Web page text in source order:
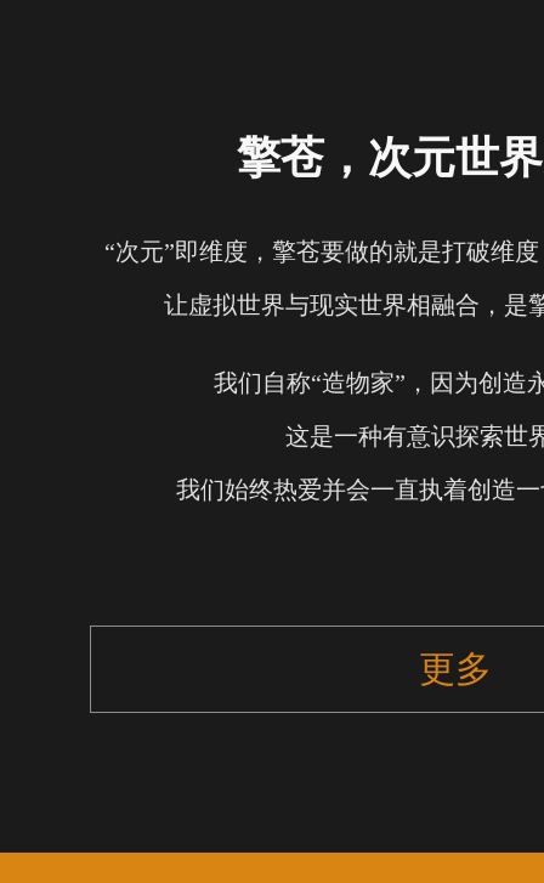
擎苍，次元世
“次元”即维度，擎苍要做的就是打破维
让虚拟世界与现实世界相融合，是
我们自称“造物家”，因为创造
这是一种有意识探索世
我们始终热爱并会一直执着创造
更多